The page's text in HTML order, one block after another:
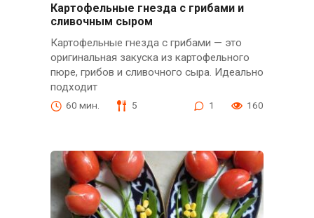
Картофельные гнезда с грибами и
сливочным сыром
Картофельные гнезда с грибами — это
оригинальная закуска из картофельного
пюре, грибов и сливочного сыра. Идеально
подходит
60 мин. 5 1 160